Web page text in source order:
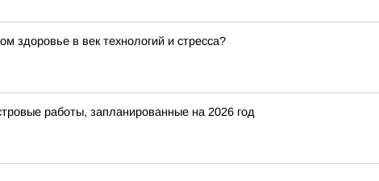
здоровье в век технологий и стресса?
работы, запланированные на 2026 год